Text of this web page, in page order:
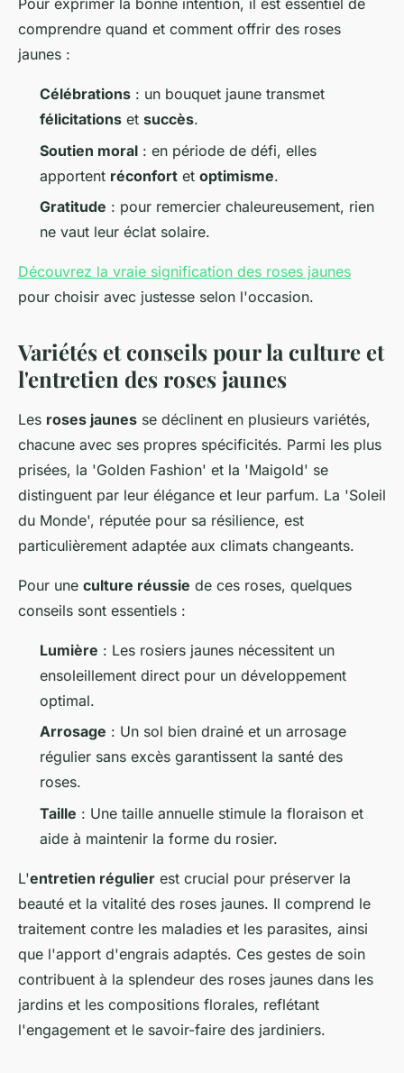
Pour exprimer la bonne intention, il est essentiel de
comprendre quand et comment offrir des roses
jaunes :
Célébrations : un bouquet jaune transmet
félicitations et succès.
Soutien moral : en période de défi, elles
apportent réconfort et optimisme.
Gratitude : pour remercier chaleureusement, rien
ne vaut leur éclat solaire.
Découvrez la vraie signification des roses jaunes
pour choisir avec justesse selon l'occasion.
Variétés et conseils pour la culture et
l'entretien des roses jaunes
Les roses jaunes se déclinent en plusieurs variétés,
chacune avec ses propres spécificités. Parmi les plus
prisées, la 'Golden Fashion' et la 'Maigold' se
distinguent par leur élégance et leur parfum. La 'Soleil
du Monde', réputée pour sa résilience, est
particulièrement adaptée aux climats changeants.
Pour une culture réussie de ces roses, quelques
conseils sont essentiels :
Lumière : Les rosiers jaunes nécessitent un
ensoleillement direct pour un développement
optimal.
Arrosage : Un sol bien drainé et un arrosage
régulier sans excès garantissent la santé des
roses.
Taille : Une taille annuelle stimule la floraison et
aide à maintenir la forme du rosier.
L'entretien régulier est crucial pour préserver la
beauté et la vitalité des roses jaunes. Il comprend le
traitement contre les maladies et les parasites, ainsi
que l'apport d'engrais adaptés. Ces gestes de soin
contribuent à la splendeur des roses jaunes dans les
jardins et les compositions florales, reflétant
l'engagement et le savoir-faire des jardiniers.